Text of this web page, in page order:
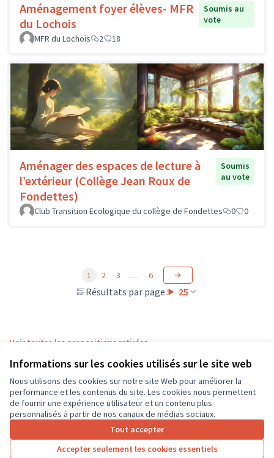
Informations sur les cookies utilisés sur le site web
Nous utilisons des cookies sur notre site Web pour améliorer la
performance et les contenus du site. Les cookies nous permettent
de fournir une expérience utilisateur et un contenu plus
personnalisés à partir de nos canaux de médias sociaux.
Tout accepter
Accepter seulement les cookies essentiels
Aménagement foyer élèves- MFR
du Lochois
Soumis au
vote
MFR du Lochois
2 18
Aménager des espaces de lecture à
l’extérieur (Collège Jean Roux de
Fondettes)
Soumis
au vote
Club Transition Ecologique du collège de Fondettes 0 0
Résultats par page : 25
1 2 3 … 6
Voir toutes les propositions retirées
Conditions d'utilisation
Paramètres des cookies
CD37 sur X
(Lien externe)
CD37 sur Facebook
CD37 sur Instagram
CD37 sur YouTube
(Lien externe)